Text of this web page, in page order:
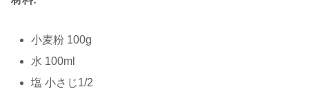
小麦粉 100g
水 100ml
塩 小さじ1/2